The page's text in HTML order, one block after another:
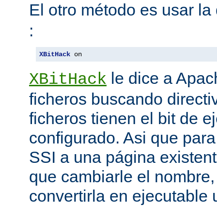
El otro método es usar
:
XBitHack on
XBitHack le dice a
ficheros buscando
ficheros tienen el bit de
configurado. Asi que
SSI a una página
que cambiarle el
convertirla en ejecutable